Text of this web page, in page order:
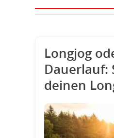
Longjog
Dauerlauf:
deinen